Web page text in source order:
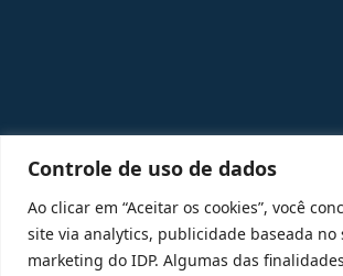
Controle de uso de dados
Ao clicar em “Aceitar os cookies”, você
site via analytics, publicidade baseada
marketing do IDP. Algumas das